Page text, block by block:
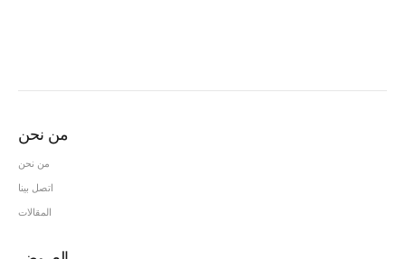
من نحن
من نحن
اتصل بينا
المقالات